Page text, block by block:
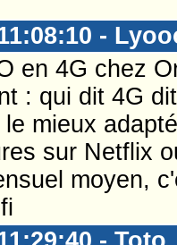
-
en 4G chez
: qui dit 4G
mieux
sur Netflix
moyen,